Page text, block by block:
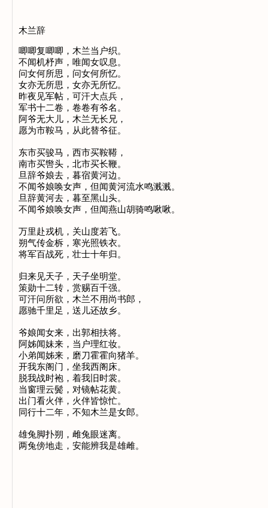
木兰辞
唧唧复唧唧，木兰当户织。
不闻机杼声，唯闻女叹息。
问女何所思，问女何所忆。
女亦无所思，女亦无所忆。
昨夜见军帖，可汗大点兵，
军书十二卷，卷卷有爷名。
阿爷无大儿，木兰无长兄，
愿为市鞍马，从此替爷征。
东市买骏马，西市买鞍鞯，
南市买辔头，北市买长鞭。
旦辞爷娘去，暮宿黄河边。
不闻爷娘唤女声，但闻黄河流水鸣溅溅。
旦辞黄河去，暮至黑山头。
不闻爷娘唤女声，但闻燕山胡骑鸣啾啾。
万里赴戎机，关山度若飞。
朔气传金柝，寒光照铁衣。
将军百战死，壮士十年归。
归来见天子，天子坐明堂。
策勋十二转，赏赐百千强。
可汗问所欲，木兰不用尚书郎，
愿驰千里足，送儿还故乡。
爷娘闻女来，出郭相扶将。
阿姊闻妹来，当户理红妆。
小弟闻姊来，磨刀霍霍向猪羊。
开我东阁门，坐我西阁床。
脱我战时袍，着我旧时裳。
当窗理云鬓，对镜帖花黄。
出门看火伴，火伴皆惊忙。
同行十二年，不知木兰是女郎。
雄兔脚扑朔，雌兔眼迷离。